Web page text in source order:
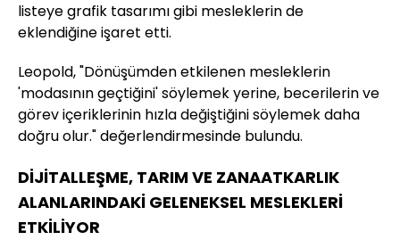
listeye grafik tasarımı gibi mesleklerin de
eklendiğine işaret etti.
Leopold, "Dönüşümden etkilenen mesleklerin
'modasının geçtiğini' söylemek yerine, becerilerin ve
görev içeriklerinin hızla değiştiğini söylemek daha
doğru olur." değerlendirmesinde bulundu.
DİJİTALLEŞME, TARIM VE ZANAATKARLIK
ALANLARINDAKİ GELENEKSEL MESLEKLERİ
ETKİLİYOR